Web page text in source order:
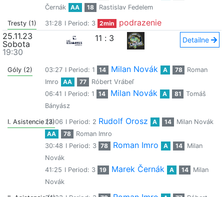
Černák
AA 18 Rastislav Fedelem
Tresty (1) 31:28 I Period: 3 2min
podrazenie
25.11.23
Sobota
19:30
11 : 3 Detailne
Góly (2) 03:27 I Period: 1 14 Milan Novák A 78
Roman
Imro
AA 77
Róbert Vrábeľ
06:41 I Period: 1 14 Milan Novák A 81
Tomáš
Bányász
I. Asistencie (3)24:06 I Period: 2 Rudolf Orosz A 14
Milan Novák
AA
78
Roman Imro
30:48 I Period: 3 78 Roman Imro A 14
Milan
Novák
41:25 I Period: 3 19 Marek Černák A 14
Milan
Novák